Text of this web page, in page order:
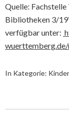
Quelle:
Bibliotheken 3/
verfügbar unter:
In Kategorie: